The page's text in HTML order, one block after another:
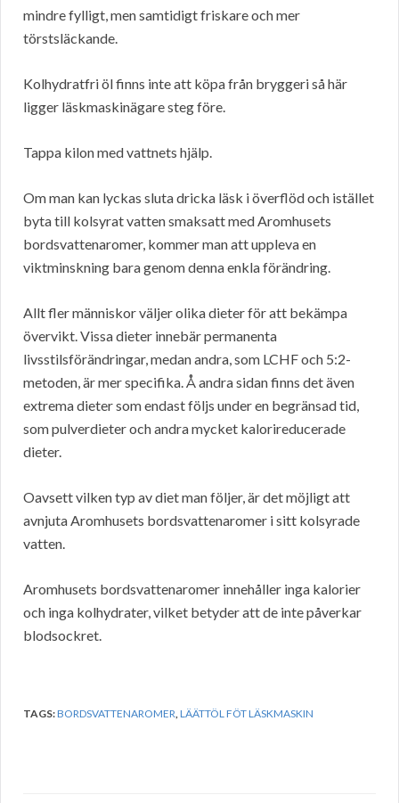
mindre fylligt, men samtidigt friskare och mer
törstsläckande.
Kolhydratfri öl finns inte att köpa från bryggeri så här
ligger läskmaskinägare steg före.
Tappa kilon med vattnets hjälp.
Om man kan lyckas sluta dricka läsk i överflöd och istället
byta till kolsyrat vatten smaksatt med Aromhusets
bordsvattenaromer, kommer man att uppleva en
viktminskning bara genom denna enkla förändring.
Allt fler människor väljer olika dieter för att bekämpa
övervikt. Vissa dieter innebär permanenta
livsstilsförändringar, medan andra, som LCHF och 5:2-
metoden, är mer specifika. Å andra sidan finns det även
extrema dieter som endast följs under en begränsad tid,
som pulverdieter och andra mycket kalorireducerade
dieter.
Oavsett vilken typ av diet man följer, är det möjligt att
avnjuta Aromhusets bordsvattenaromer i sitt kolsyrade
vatten.
Aromhusets bordsvattenaromer innehåller inga kalorier
och inga kolhydrater, vilket betyder att de inte påverkar
blodsockret.
TAGS:BORDSVATTENAROMER,LÄÄTTÖL FÖT LÄSKMASKIN